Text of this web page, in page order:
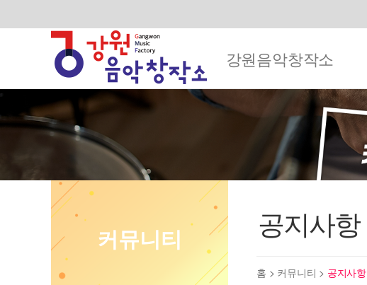
강원음악창작소
커뮤니티 공지사항
홈 > 커뮤니티 > 공지사항